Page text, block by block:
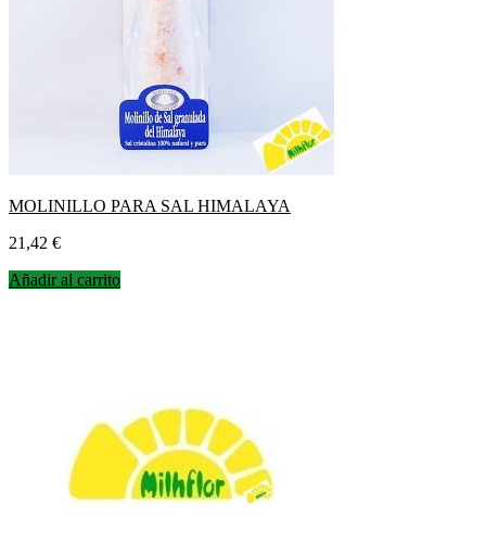
MOLINILLO PARA SAL HIMALAYA
Precio
21,42 €
Añadir al carrito